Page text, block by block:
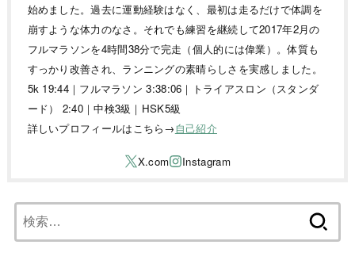
始めました。過去に運動経験はなく、最初は走るだけで体調を
崩すような体力のなさ。それでも練習を継続して2017年2月の
フルマラソンを4時間38分で完走（個人的には偉業）。体質も
すっかり改善され、ランニングの素晴らしさを実感しました。
5k 19:44｜フルマラソン 3:38:06｜トライアスロン（スタンダ
ード） 2:40｜中検3級｜HSK5級
詳しいプロフィールはこちら→自己紹介
索: